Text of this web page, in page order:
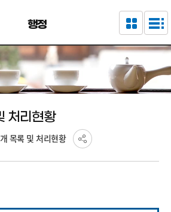
행정
처리현황
목록 및 처리현황